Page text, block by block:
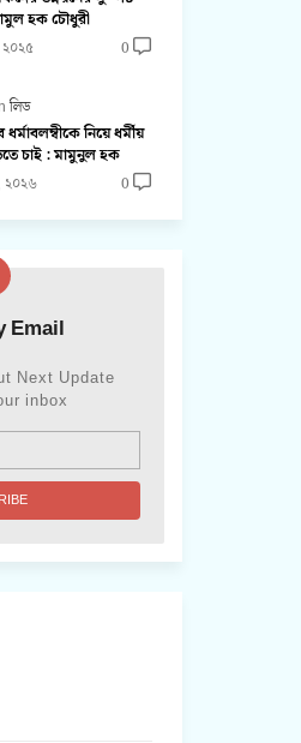
হক চৌধুরী
0
লিড
নিয়ে ধর্মীয়
চাই : মামুনুল হক
২০২৬ 0
Email
Next Update
inbox